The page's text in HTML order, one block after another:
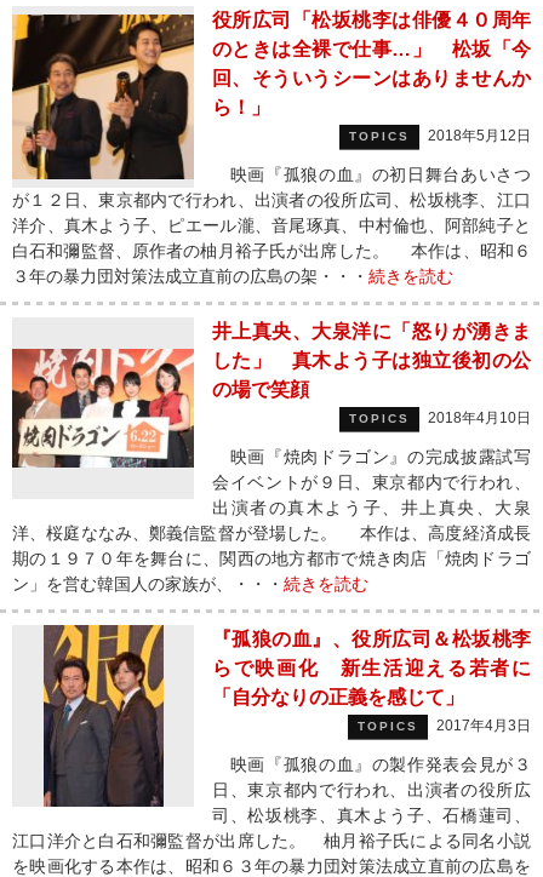
役所広司「松坂桃李は俳優４０周年
のときは全裸で仕事…」 松坂「今
回、そういうシーンはありませんか
ら！」
TOPICS 2018年5月12日
映画『孤狼の血』の初日舞台あいさつ
が１２日、東京都内で行われ、出演者の役所広司、松坂桃李、江口
洋介、真木よう子、ピエール瀧、音尾琢真、中村倫也、阿部純子と
白石和彌監督、原作者の柚月裕子氏が出席した。 本作は、昭和６
３年の暴力団対策法成立直前の広島の架・・・ 続きを読む
井上真央、大泉洋に「怒りが湧きま
した」 真木よう子は独立後初の公
の場で笑顔
TOPICS 2018年4月10日
映画『焼肉ドラゴン』の完成披露試写
会イベントが９日、東京都内で行われ、
出演者の真木よう子、井上真央、大泉
洋、桜庭ななみ、鄭義信監督が登場した。 本作は、高度経済成長
期の１９７０年を舞台に、関西の地方都市で焼き肉店「焼肉ドラゴ
ン」を営む韓国人の家族が、・・・ 続きを読む
『孤狼の血』、役所広司＆松坂桃李
らで映画化 新生活迎える若者に
「自分なりの正義を感じて」
TOPICS 2017年4月3日
映画『孤狼の血』の製作発表会見が３
日、東京都内で行われ、出演者の役所広
司、松坂桃李、真木よう子、石橋蓮司、
江口洋介と白石和彌監督が出席した。 柚月裕子氏による同名小説
を映画化する本作は、昭和６３年の暴力団対策法成立直前の広島を